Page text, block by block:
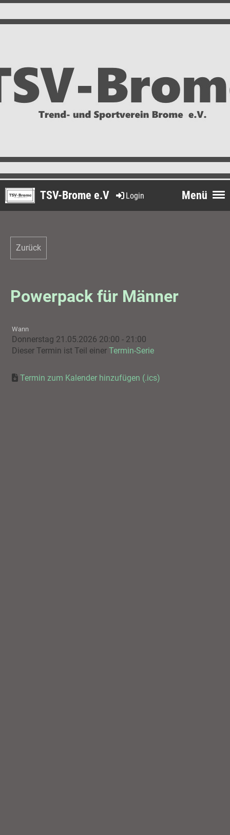
Menü
Login
TSV-Brome e.V
Zurück
Powerpack für Männer
Wann
Donnerstag 21.05.2026 20:00 - 21:00
Dieser Termin ist Teil einer Termin-Serie
Termin zum Kalender hinzufügen (.ics)